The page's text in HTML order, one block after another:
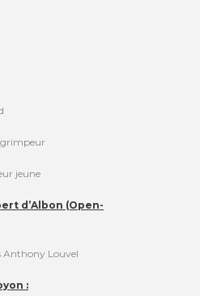
grimpeur
jeune
d’Albon (Open-
Anthony Louvel
: